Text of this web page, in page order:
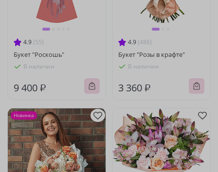
4.9 (55)
Букет "Роскошь"
В наличии
9 400 ₽
4.9 (486)
Букет "Розы в крафте"
В наличии
3 360 ₽
Новинка